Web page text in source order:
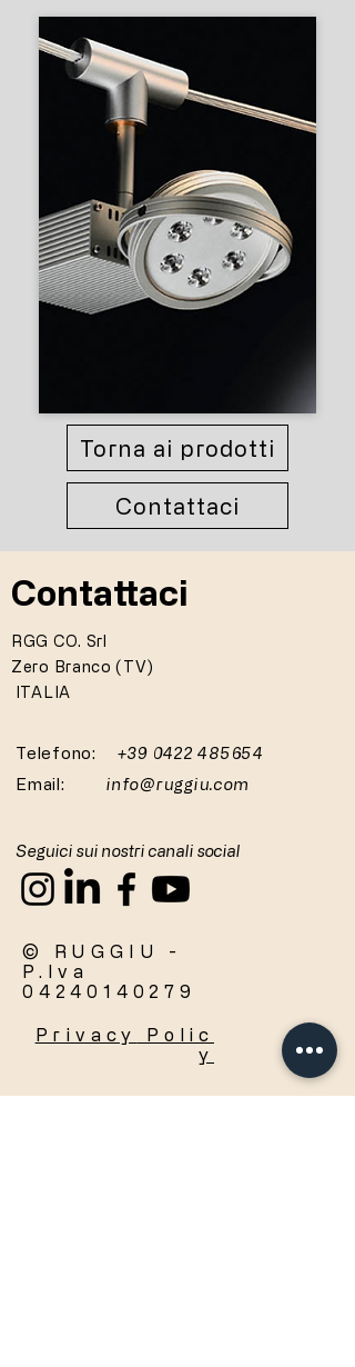
Torna ai prodotti
Contattaci
Contattaci
RGG CO. Srl
Zero Branco (TV)
ITALIA
Telefono:
+39 0422 485654
Email: info@ruggiu.com
Seguici sui nostri canali social
© RUGGIU -
P.Iva
04240140279
Privacy
Polic
y